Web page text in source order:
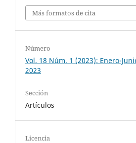
Más formatos de cita
Número
Vol. 18 Núm. 1 (2023): Enero-
2023
Sección
Artículos
Licencia